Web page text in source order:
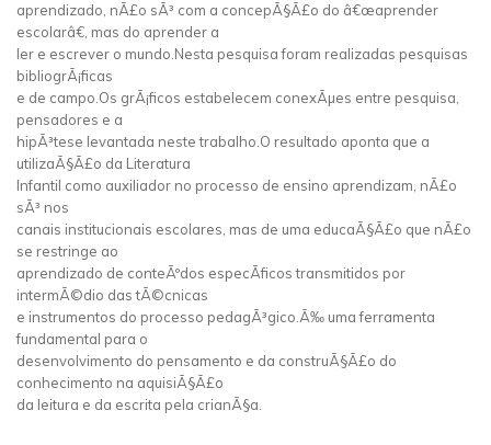
aprendizado, nÃ£o sÃ³ com a concepÃ§Ã£o do â€œaprender
escolarâ€, mas do aprender a
ler e escrever o mundo.Nesta pesquisa foram realizadas pesquisas
bibliogrÃ¡ficas
e de campo.Os grÃ¡ficos estabelecem conexÃµes entre pesquisa,
pensadores e a
hipÃ³tese levantada neste trabalho.O resultado aponta que a
utilizaÃ§Ã£o da Literatura
Infantil como auxiliador no processo de ensino aprendizam, nÃ£o
sÃ³ nos
canais institucionais escolares, mas de uma educaÃ§Ã£o que nÃ£o
se restringe ao
aprendizado de conteÃºdos especÃ­ficos transmitidos por
intermÃ©dio das tÃ©cnicas
e instrumentos do processo pedagÃ³gico.Ã‰ uma ferramenta
fundamental para o
desenvolvimento do pensamento e da construÃ§Ã£o do
conhecimento na aquisiÃ§Ã£o
da leitura e da escrita pela crianÃ§a.